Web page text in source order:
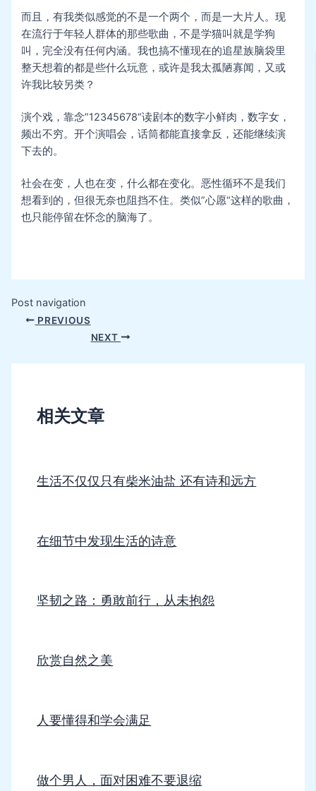
而且，有我类似感觉的不是一个两个，而是一大片人。现
在流行于年轻人群体的那些歌曲，不是学猫叫就是学狗
叫，完全没有任何内涵。我也搞不懂现在的追星族脑袋里
整天想着的都是些什么玩意，或许是我太孤陋寡闻，又或
许我比较另类？
演个戏，靠念”12345678“读剧本的数字小鲜肉，数字女，
频出不穷。开个演唱会，话筒都能直接拿反，还能继续演
下去的。
社会在变，人也在变，什么都在变化。恶性循环不是我们
想看到的，但很无奈也阻挡不住。类似”心愿“这样的歌曲，
也只能停留在怀念的脑海了。
Post navigation
PREVIOUS
NEXT
相关文章
生活不仅仅只有柴米油盐 还有诗和远方
在细节中发现生活的诗意
坚韧之路：勇敢前行，从未抱怨
欣赏自然之美
人要懂得和学会满足
做个男人，面对困难不要退缩